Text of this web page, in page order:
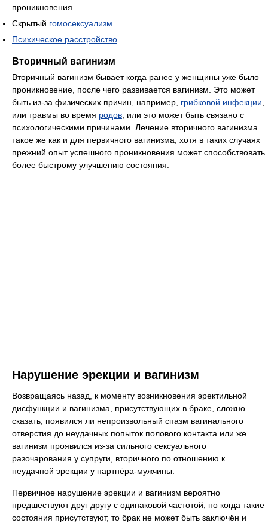
проникновения.
Скрытый гомосексуализм
Психическое расстройство
Вторичный вагинизм
Вторичный вагинизм бывает когда ранее у женщины уже было
проникновение, после чего развивается вагинизм. Это может
быть из-за физических причин, например, грибковой инфекции
или травмы во время родов , или это может быть связано с
психологическими причинами. Лечение вторичного вагинизма
такое же как и для первичного вагинизма, хотя в таких случаях
прежний опыт успешного проникновения может способствовать
более быстрому улучшению состояния.
Нарушение эрекции и вагинизм
Возвращаясь назад, к моменту возникновения эректильной
дисфункции и вагинизма, присутствующих в браке, сложно
сказать, появился ли непроизвольный спазм вагинального
отверстия до неудачных попыток полового контакта или же
вагинизм проявился из-за сильного сексуального
разочарования у супруги, вторичного по отношению к
неудачной эрекции у партнёра-мужчины.
Первичное нарушение эрекции и вагинизм вероятно
предшествуют друг другу с одинаковой частотой, но когда такие
состояния присутствуют, то брак не может быть заключён и